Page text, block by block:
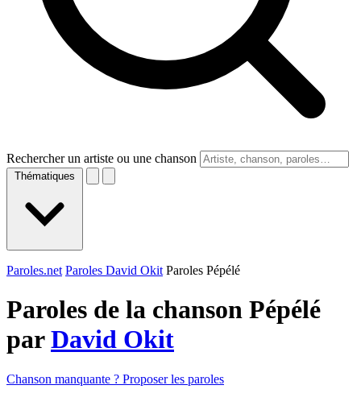
Rechercher un artiste ou une chanson
Thématiques
Paroles.net Paroles David Okit Paroles Pépélé
Paroles de la chanson Pépélé
parDavid Okit
Chanson manquante ? Proposer les paroles